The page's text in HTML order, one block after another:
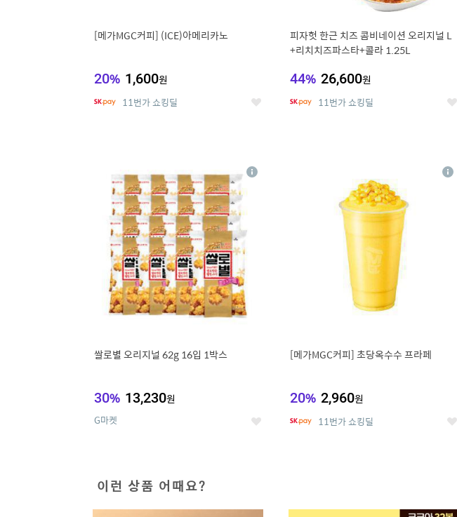
[메가MGC커피] (ICE)아메리카노
20% 1,600원
11번가 쇼킹딜 좋
피자헛 한근 치즈 콤비네이션 오리지널 L
+리치치즈파스타+콜라 1.25L
44% 26,600원
11번가 쇼킹딜 좋
쌀로별 오리지널 62g 16입 1박스
30% 13,230원
G마켓 좋
상
[메가MGC커피] 초당옥수수 프라페
20% 2,960원
11번가 쇼킹딜 좋
상
이런 상품 어때요?